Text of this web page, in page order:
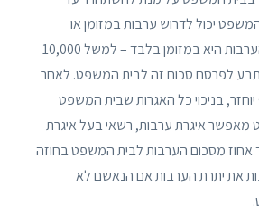
יכול לדרוש ערבות במזומן או
ערבות בערבות. אם הערבות היא במזומן בלבד – למשל 10,000
לפרסם סכום זה לבית המשפט. לאחר
בניכוי כל האגרות שבית המשפט
איגרת ערבות, רשאי בעל איגרת
אחוז מסכום הערבות לבית המשפט בחוזה
את יתרת הערבות אם הנאשם לא